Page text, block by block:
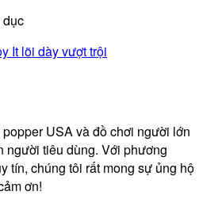
dục
It lõi dày vượt trội
USA và đồ chơi người lớn
người tiêu dùng. Với phương
tín, chúng tôi rất mong sự ủng hộ
ơn!